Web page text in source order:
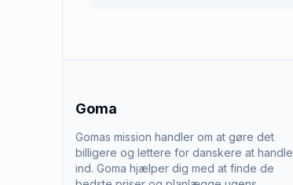
Goma
Gomas mission handler om at gøre det
billigere og lettere for danskere at handle
ind. Goma hjælper dig med at finde de